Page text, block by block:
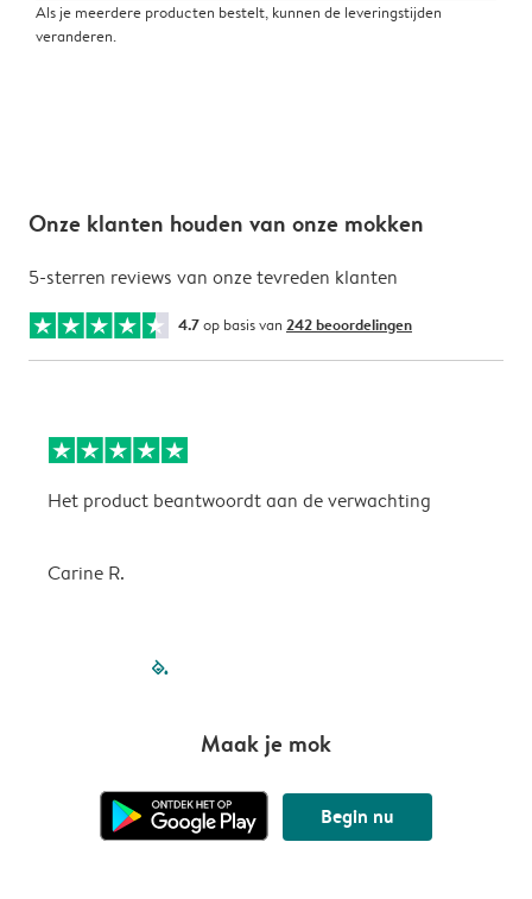
Als je meerdere producten bestelt, kunnen de leveringstijden
veranderen.
Onze klanten houden van onze mokken
5-sterren reviews van onze tevreden klanten
4.7op basis van 242 beoordelingen
Het product beantwoordt aan de verwachting
Carine R.
filled-pagination
Maak je mok
Begin nu